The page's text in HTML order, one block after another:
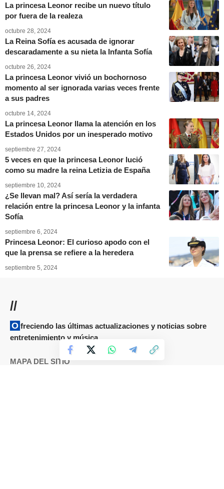
por fuera de la realeza
octubre 28, 2024
La Reina Sofía es acusada de ignorar
descaradamente a su nieta la Infanta Sofía
octubre 26, 2024
La princesa Leonor vivió un bochornoso
momento al ser ignorada varias veces frente
a sus padres
octubre 14, 2024
La princesa Leonor llama la atención en los
Estados Unidos por un inesperado motivo
septiembre 27, 2024
5 veces en que la princesa Leonor lució
como su madre la reina Letizia de España
septiembre 10, 2024
¿Se llevan mal? Así sería la verdadera
relación entre la princesa Leonor y la infanta
Sofía
septiembre 6, 2024
Princesa Leonor: El curioso apodo con el
que la prensa se refiere a la heredera
septiembre 5, 2024
entretenimiento y música.
MAPA DEL SITIO